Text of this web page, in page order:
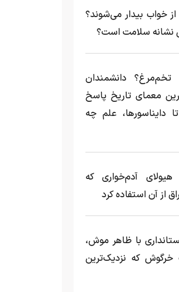
خواب بیدار می‌شوند؟
نشانه سلامت است؟
دانشمندان
معمای تاریخ پاسخ
دایناسورها، علم چه
آدم‌خواری که
از آن استفاده کرد
با ظاهر موش،
که نزدیک‌ترین